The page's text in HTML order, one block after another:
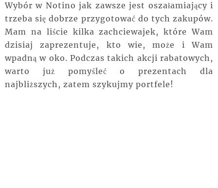
Wybór w Notino jak zawsze jest oszałamiający i
trzeba się dobrze przygotować do tych zakupów.
Mam na liście kilka zachciewajek, które Wam
dzisiaj zaprezentuje, kto wie, może i Wam
wpadną w oko. Podczas takich akcji rabatowych,
warto już pomyśleć o prezentach dla
najbliższych, zatem szykujmy portfele!